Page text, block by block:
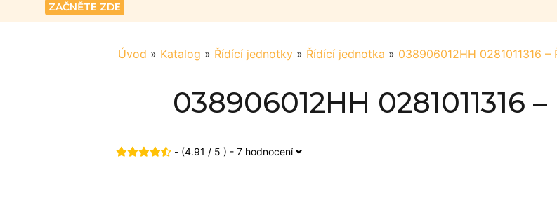
ZAČNĚTE ZDE
Úvod » Katalog » Řídící jednotky » Řídící jednotka » 038906012HH 0281011316 –
038906012HH 0281011316
- (4.91 / 5 ) - 7 hodnocení